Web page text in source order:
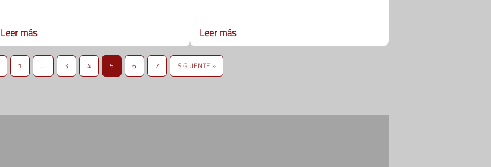
Leer más Leer más
1 … 3 4 5 6 7 SIGUIENTE »